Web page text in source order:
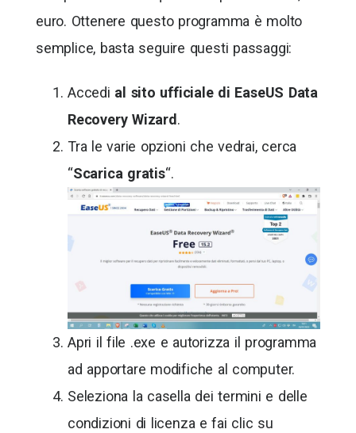
euro. Ottenere questo programma è molto
semplice, basta seguire questi passaggi:
Accedi al sito ufficiale di EaseUS Data
Recovery Wizard.
Tra le varie opzioni che vedrai, cerca
“Scarica gratis“.
Apri il file .exe e autorizza il programma
ad apportare modifiche al computer.
Seleziona la casella dei termini e delle
condizioni di licenza e fai clic su